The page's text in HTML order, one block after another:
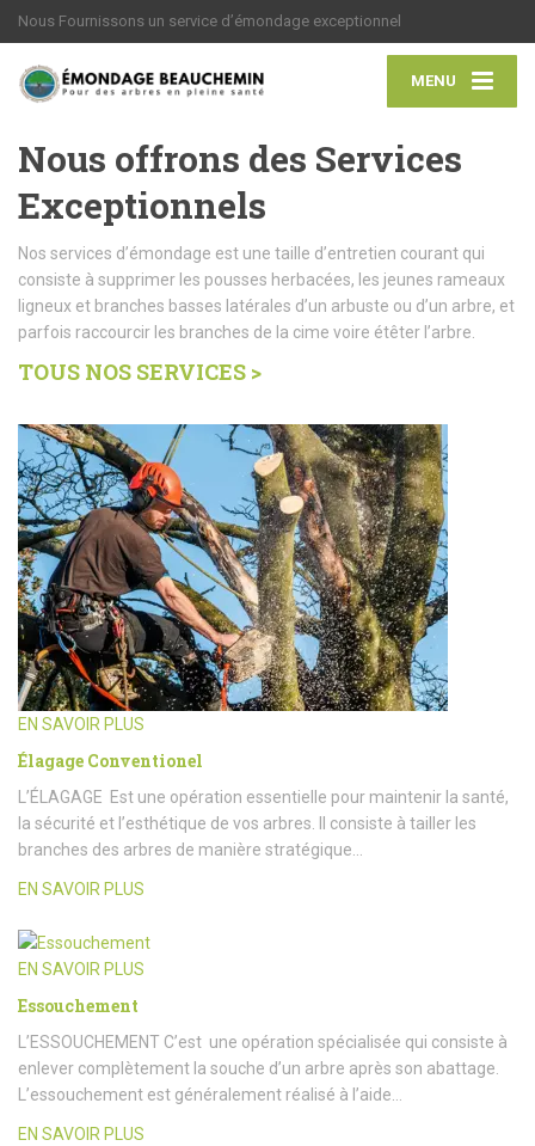
Nous Fournissons un service d’émondage exceptionnel
MENU
Nous offrons des Services
Exceptionnels
Nos services d’émondage est une taille d’entretien courant qui
consiste à supprimer les pousses herbacées, les jeunes rameaux
ligneux et branches basses latérales d’un arbuste ou d’un arbre, et
parfois raccourcir les branches de la cime voire étêter l’arbre.
TOUS NOS SERVICES >
EN SAVOIR PLUS
Élagage Conventionel
L’ÉLAGAGE Est une opération essentielle pour maintenir la santé,
la sécurité et l’esthétique de vos arbres. Il consiste à tailler les
branches des arbres de manière stratégique…
EN SAVOIR PLUS
EN SAVOIR PLUS
Essouchement
L’ESSOUCHEMENT C’est une opération spécialisée qui consiste à
enlever complètement la souche d’un arbre après son abattage.
L’essouchement est généralement réalisé à l’aide…
EN SAVOIR PLUS